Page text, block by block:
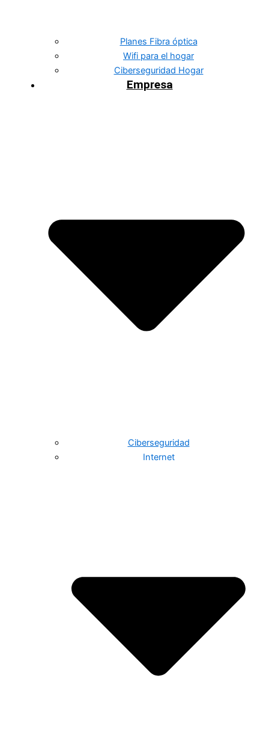
Planes Fibra óptica
Wifi para el hogar
Ciberseguridad Hogar
Empresa
Ciberseguridad
Internet